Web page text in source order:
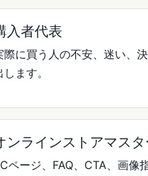
入者代表
際に買う人の不安、迷い、
します。
ンラインストアマスタ
ページ、FAQ、CTA、画像